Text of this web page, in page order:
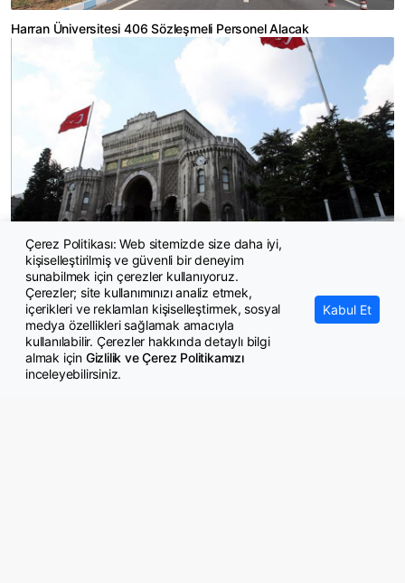
Harran Üniversitesi 406 Sözleşmeli Personel Alacak
İstanbul Üniversitesi-Cerrahpaşa 111 sözleşmeli personel alacak
Çerez Politikası: Web sitemizde size daha iyi,
kişiselleştirilmiş ve güvenli bir deneyim
sunabilmek için çerezler kullanıyoruz.
Çerezler; site kullanımınızı analiz etmek,
içerikleri ve reklamları kişiselleştirmek, sosyal
medya özellikleri sağlamak amacıyla
kullanılabilir. Çerezler hakkında detaylı bilgi
almak için Gizlilik ve Çerez Politikamızı
inceleyebilirsiniz.
Kabul Et